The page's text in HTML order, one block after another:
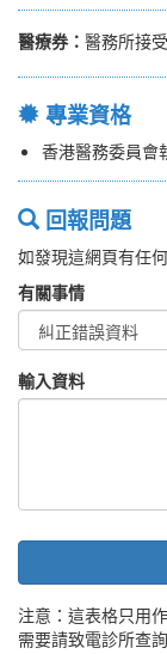
醫療券： 醫務所接
專業資格
香港醫務委員會
回報問題
如發現這網頁有任
有關事情
輸入資料
注意：這表格只用
需要請致電診所查詢